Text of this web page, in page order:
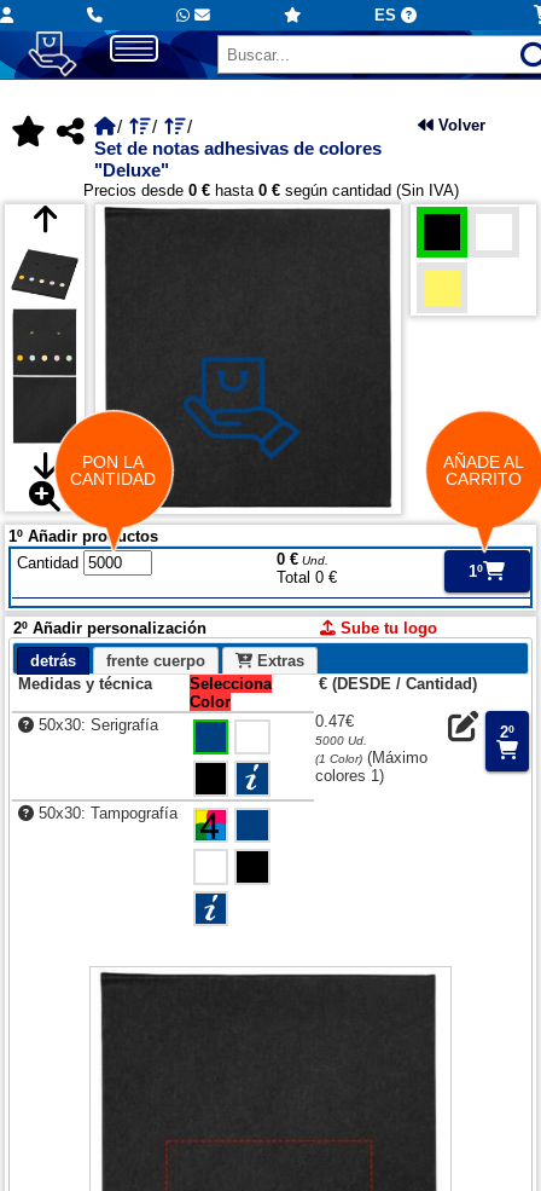
ES
Set de notas adhesivas de colores
"Deluxe"
Volver
Precios desde 0 €hasta 0 €según cantidad (Sin IVA)
1º Añadir productos
Cantidad
0 €Und.
Total 0 € 1º
2º Añadir personalización
Sube tu logo
detrás
frente cuerpo
Extras
Medidas y técnica
Selecciona
Color
€ (DESDE / Cantidad)
50x30: Serigrafía 0.47€
5000 Ud.
(1 Color)(Máximo
colores 1)
2º
50x30: Tampografía
PON LA
CANTIDAD
AÑADE AL
CARRITO